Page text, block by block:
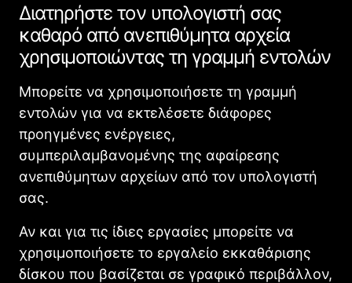
Διατηρήστε τον υπολογιστή σας
καθαρό από ανεπιθύμητα αρχεία
χρησιμοποιώντας τη γραμμή εντολών
Μπορείτε να χρησιμοποιήσετε τη γραμμή
εντολών για να εκτελέσετε διάφορες
προηγμένες ενέργειες,
συμπεριλαμβανομένης της αφαίρεσης
ανεπιθύμητων αρχείων από τον υπολογιστή
σας.
Αν και για τις ίδιες εργασίες μπορείτε να
χρησιμοποιήσετε το εργαλείο εκκαθάρισης
δίσκου που βασίζεται σε γραφικό περιβάλλον,